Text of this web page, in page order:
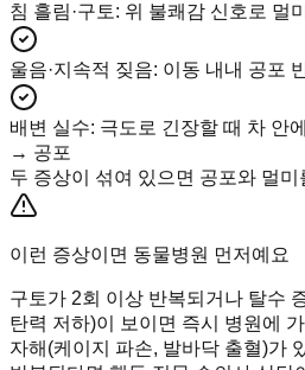
침 흘림·구토: 위 불쾌감 신호로 멀
울음·지속적 짖음: 이동 내내 공포
배변 실수: 극도로 긴장할 때 차 안
→ 공포
두 증상이 섞여 있으면 공포와 멀
이런 증상이면 동물병원 먼저예요
구토가 2회 이상 반복되거나 탈수
탄력 저하)이 보이면 즉시 병원에
자해(케이지 파손, 발바닥 출혈)가